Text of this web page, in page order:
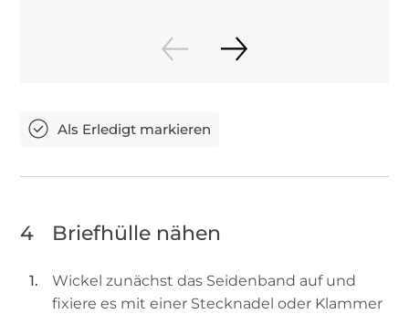
4 Briefhülle nähen
Wickel zunächst das Seidenband auf und
fixiere es mit einer Stecknadel oder Klammer